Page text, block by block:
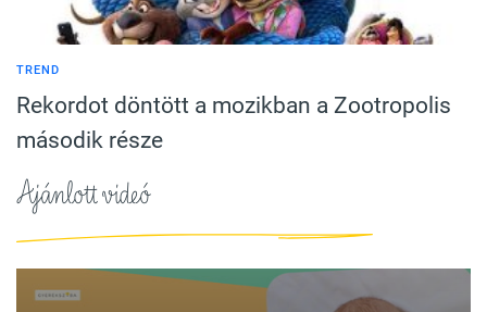
TREND
Rekordot döntött a mozikban a Zootropolis
második része
Ajánlott videó